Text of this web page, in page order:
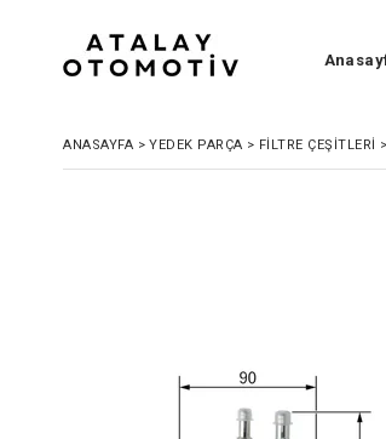
ANASAYFA > YEDEK PARÇA > FILTRE ÇEŞITLERI >